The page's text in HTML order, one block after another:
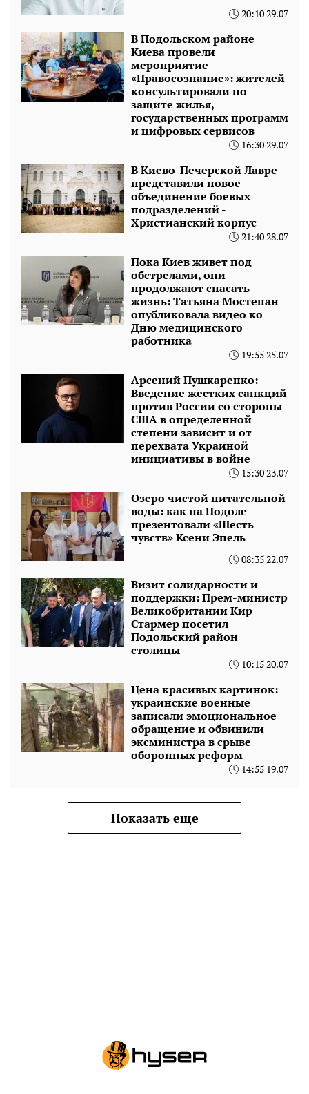
20:10 29.07
В Подольском районе
Киева провели
мероприятие
«Правосознание»: жителей
консультировали по
защите жилья,
государственных программ
и цифровых сервисов
16:30 29.07
В Киево-Печерской Лавре
представили новое
объединение боевых
подразделений -
Христианский корпус
21:40 28.07
Пока Киев живет под
обстрелами, они
продолжают спасать
жизнь: Татьяна Мостепан
опубликовала видео ко
Дню медицинского
работника
19:55 25.07
Арсений Пушкаренко:
Введение жестких санкций
против России со стороны
США в определенной
степени зависит и от
перехвата Украиной
инициативы в войне
15:30 23.07
Озеро чистой питательной
воды: как на Подоле
презентовали «Шесть
чувств» Ксени Эпель
08:35 22.07
Визит солидарности и
поддержки: Прем-министр
Великобритании Кир
Стармер посетил
Подольский район
столицы
10:15 20.07
Цена красивых картинок:
украинские военные
записали эмоциональное
обращение и обвинили
эксминистра в срыве
оборонных реформ
14:55 19.07
Показать еще